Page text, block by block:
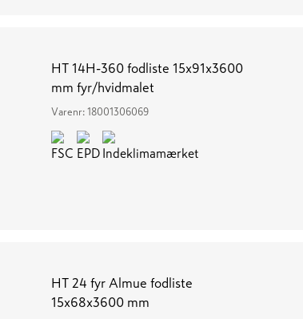
HT 14H-360 fodliste 15x91x3600
mm fyr/hvidmalet
Varenr: 18001306069
HT 24 fyr Almue fodliste
15x68x3600 mm